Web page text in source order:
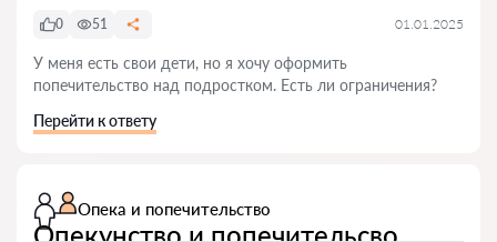
0 51 01.01.2025
У меня есть свои дети, но я хочу оформить
попечительство над подростком. Есть ли ограничения?
Перейти к ответу
Опека и попечительство
Опекунство и попечительсво